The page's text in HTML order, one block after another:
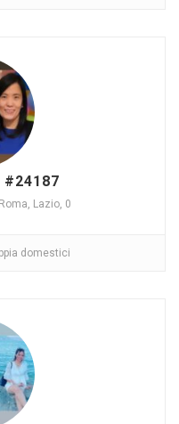
#24187
Roma, Lazio, 0
domestici